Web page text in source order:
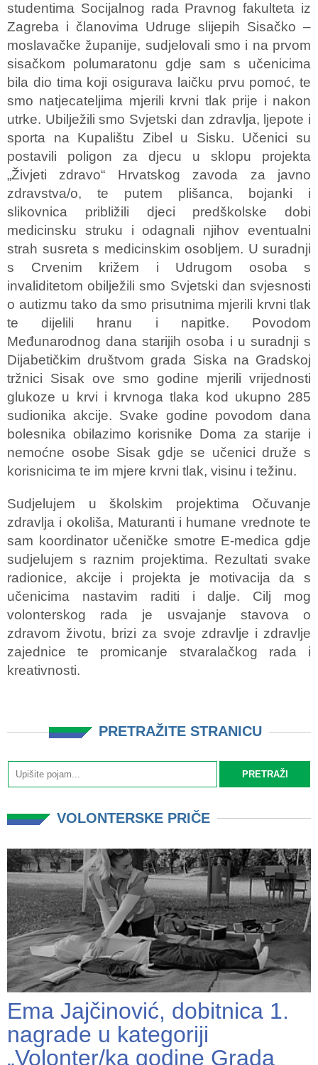
studentima Socijalnog rada Pravnog fakulteta iz
Zagreba i članovima Udruge slijepih Sisačko –
moslavačke županije, sudjelovali smo i na prvom
sisačkom polumaratonu gdje sam s učenicima
bila dio tima koji osigurava laičku prvu pomoć, te
smo natjecateljima mjerili krvni tlak prije i nakon
utrke. Ubilježili smo Svjetski dan zdravlja, ljepote i
sporta na Kupalištu Zibel u Sisku. Učenici su
postavili poligon za djecu u sklopu projekta
„Živjeti zdravo“ Hrvatskog zavoda za javno
zdravstva/o, te putem plišanca, bojanki i
slikovnica približili djeci predškolske dobi
medicinsku struku i odagnali njihov eventualni
strah susreta s medicinskim osobljem. U suradnji
s Crvenim križem i Udrugom osoba s
invaliditetom obilježili smo Svjetski dan svjesnosti
o autizmu tako da smo prisutnima mjerili krvni tlak
te dijelili hranu i napitke. Povodom
Međunarodnog dana starijih osoba i u suradnji s
Dijabetičkim društvom grada Siska na Gradskoj
tržnici Sisak ove smo godine mjerili vrijednosti
glukoze u krvi i krvnoga tlaka kod ukupno 285
sudionika akcije. Svake godine povodom dana
bolesnika obilazimo korisnike Doma za starije i
nemoćne osobe Sisak gdje se učenici druže s
korisnicima te im mjere krvni tlak, visinu i težinu.
Sudjelujem u školskim projektima Očuvanje
zdravlja i okoliša, Maturanti i humane vrednote te
sam koordinator učeničke smotre E-medica gdje
sudjelujem s raznim projektima. Rezultati svake
radionice, akcije i projekta je motivacija da s
učenicima nastavim raditi i dalje. Cilj mog
volonterskog rada je usvajanje stavova o
zdravom životu, brizi za svoje zdravlje i zdravlje
zajednice te promicanje stvaralačkog rada i
kreativnosti.
PRETRAŽITE STRANICU
VOLONTERSKE PRIČE
Ema Jajčinović, dobitnica 1.
nagrade u kategoriji
„Volonter/ka godine Grada